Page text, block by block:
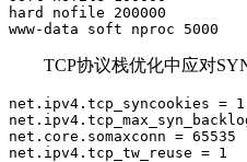
hard nofile 200000
www-data soft nproc 5000
TCP协议栈优化中应对
net.ipv4.tcp_syncookies =
net.core.somaxconn = 65535
net.ipv4.tcp_tw_reuse = 1